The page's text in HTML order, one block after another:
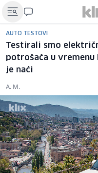
AUTO TESTOVI
Testirali smo
potrošača u
je naći
A. M.